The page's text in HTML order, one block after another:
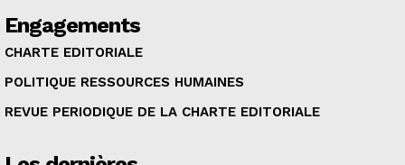
Engagements
CHARTE EDITORIALE
POLITIQUE RESSOURCES HUMAINES
REVUE PERIODIQUE DE LA CHARTE EDITORIALE